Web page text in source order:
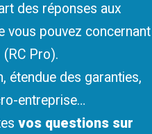
des réponses aux
vous pouvez concernant
Pro).
étendue des garanties,
entreprise…
vos questions sur